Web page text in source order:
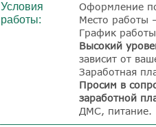
Условия
работы:
Оформление
Место работы
График
Высокий
зависит от
Заработная
Просим в
заработной
ДМС, питание.